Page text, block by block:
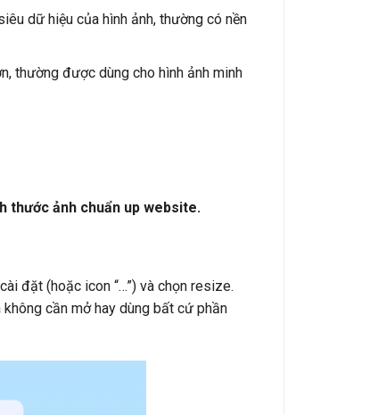
dữ hiệu của hình ảnh, thường có nền
thường được dùng cho hình ảnh minh
thước ảnh chuẩn up website.
đặt (hoặc icon “…”) và chọn resize.
cần mở hay dùng bất cứ phần